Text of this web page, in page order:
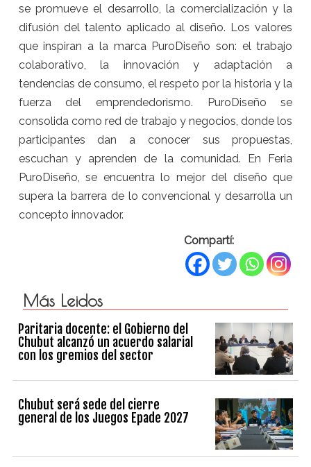
se promueve el desarrollo, la comercialización y la
difusión del talento aplicado al diseño. Los valores
que inspiran a la marca PuroDiseño son: el trabajo
colaborativo, la innovación y adaptación a
tendencias de consumo, el respeto por la historia y la
fuerza del emprendedorismo. PuroDiseño se
consolida como red de trabajo y negocios, donde los
participantes dan a conocer sus propuestas,
escuchan y aprenden de la comunidad. En Feria
PuroDiseño, se encuentra lo mejor del diseño que
supera la barrera de lo convencional y desarrolla un
concepto innovador.
Compartí:
Más Leidos
Paritaria docente: el Gobierno del
Chubut alcanzó un acuerdo salarial
con los gremios del sector
Chubut será sede del cierre
general de los Juegos Epade 2027